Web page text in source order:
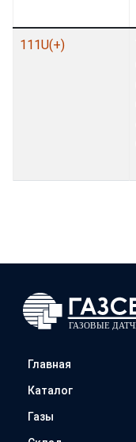
111U(+)
Главная
Каталог
Газы